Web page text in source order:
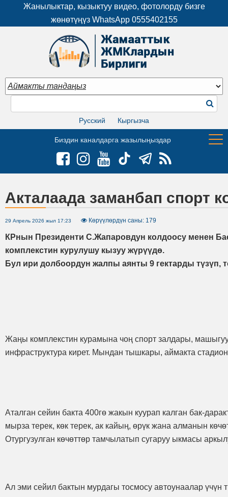
Жанылыктар, кызыктуу видео, фотолорду бизге
жөнөтүңүз WhatsApp 0555402155
Русский Кыргызча
Биздин каналдарга жазылыңыздар
Акталаада заманбап спорт
29 Апрель 2026 жыл 17:23 Көрүүлөрдүн саны: 179
КРнын Президенти С.Жапаровдун колдоосу менен
комплекстин курулушу кызуу жүрүүдө.
Бул ири долбоордун жалпы аянты 9 гектарды түзүп,
Жаңы комплекстин курамына чоң спорт залдары,
инфраструктура кирет. Мындан тышкары, аймакта
Аталган сейин бакта 400гө жакын куурап калган бак-
мырза терек, көк терек, ак кайың, өрүк жана алманын
Отургузулган көчөттөр тамчылатып сугаруу ыкмасы
Ал эми сейил бактын мурдагы тосмосу автоунаалар